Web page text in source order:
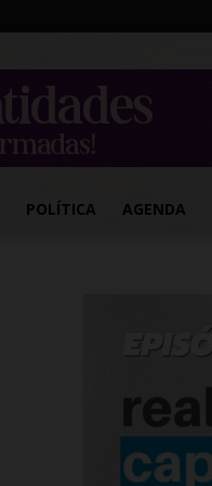
POLÍTICA AGENDA